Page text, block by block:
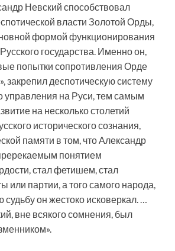
Невский способствовал
власти Золотой Орды,
формой функционирования
государства. Именно он,
попытки сопротивления Орде
закрепил деспотическую систему
управления на Руси, тем самым
на несколько столетий
исторического сознания,
памяти в том, что Александр
понятием
стал фетишем, стал
или партии, а того самого народа,
судьбу он жестоко исковеркал. …
вне всякого сомнения, был